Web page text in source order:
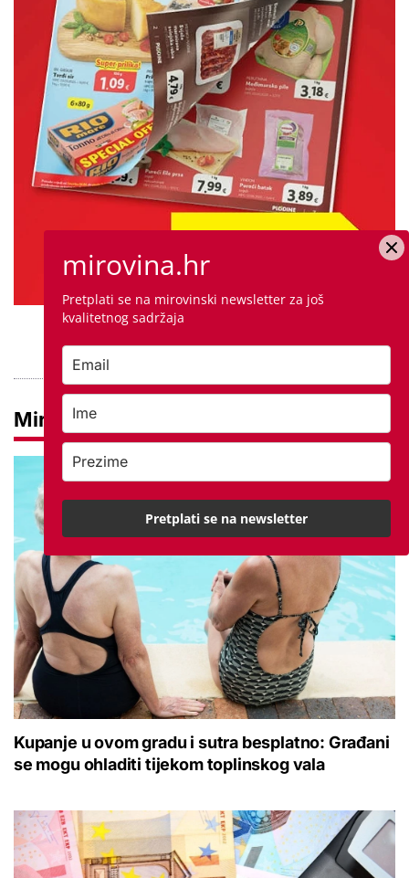
Mirovine
Kupanje u ovom gradu i sutra besplatno: Građani
se mogu ohladiti tijekom toplinskog vala
mirovina.hr
Pretplati se na mirovinski newsletter za još
kvalitetnog sadržaja
Pretplati se na newsletter